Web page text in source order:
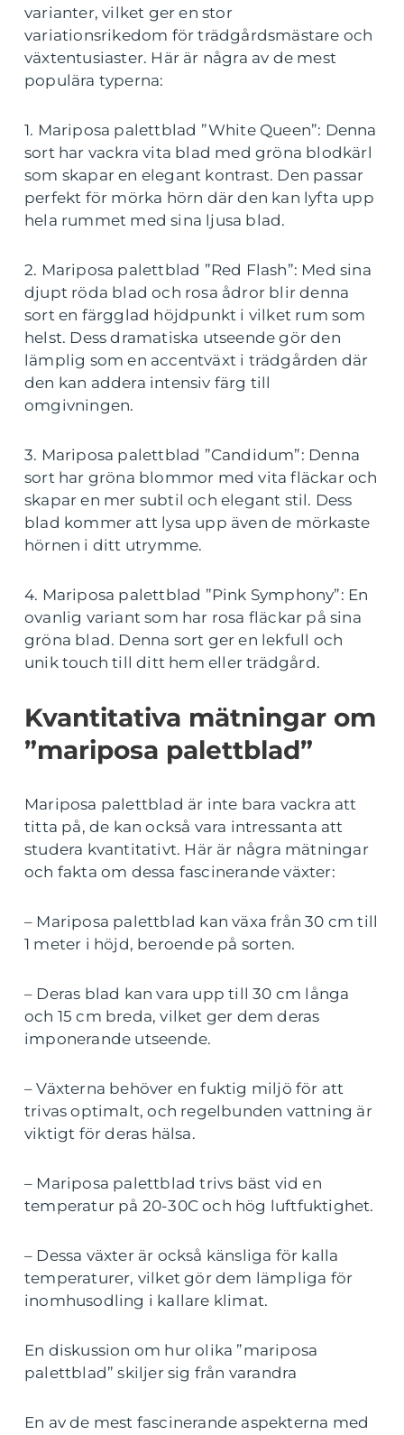
varianter, vilket ger en stor
variationsrikedom för trädgårdsmästare och
växtentusiaster. Här är några av de mest
populära typerna:
1. Mariposa palettblad ”White Queen”: Denna
sort har vackra vita blad med gröna blodkärl
som skapar en elegant kontrast. Den passar
perfekt för mörka hörn där den kan lyfta upp
hela rummet med sina ljusa blad.
2. Mariposa palettblad ”Red Flash”: Med sina
djupt röda blad och rosa ådror blir denna
sort en färgglad höjdpunkt i vilket rum som
helst. Dess dramatiska utseende gör den
lämplig som en accentväxt i trädgården där
den kan addera intensiv färg till
omgivningen.
3. Mariposa palettblad ”Candidum”: Denna
sort har gröna blommor med vita fläckar och
skapar en mer subtil och elegant stil. Dess
blad kommer att lysa upp även de mörkaste
hörnen i ditt utrymme.
4. Mariposa palettblad ”Pink Symphony”: En
ovanlig variant som har rosa fläckar på sina
gröna blad. Denna sort ger en lekfull och
unik touch till ditt hem eller trädgård.
Kvantitativa mätningar om
”mariposa palettblad”
Mariposa palettblad är inte bara vackra att
titta på, de kan också vara intressanta att
studera kvantitativt. Här är några mätningar
och fakta om dessa fascinerande växter:
– Mariposa palettblad kan växa från 30 cm till
1 meter i höjd, beroende på sorten.
– Deras blad kan vara upp till 30 cm långa
och 15 cm breda, vilket ger dem deras
imponerande utseende.
– Växterna behöver en fuktig miljö för att
trivas optimalt, och regelbunden vattning är
viktigt för deras hälsa.
– Mariposa palettblad trivs bäst vid en
temperatur på 20-30C och hög luftfuktighet.
– Dessa växter är också känsliga för kalla
temperaturer, vilket gör dem lämpliga för
inomhusodling i kallare klimat.
En diskussion om hur olika ”mariposa
palettblad” skiljer sig från varandra
En av de mest fascinerande aspekterna med